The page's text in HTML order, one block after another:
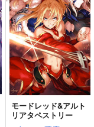
海嘯に永訣
Owen
787 円 （税込）
Fate/Grand Order
モードレッド&アルト
リアタペストリー